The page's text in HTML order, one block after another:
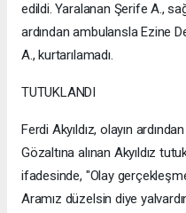
edildi. Yaralanan Şerife A.,
ardından ambulansla Ezine
A., kurtarılamadı.
TUTUKLANDI
Ferdi Akyıldız, olayın
Gözaltına alınan Akyıldız
ifadesinde, "Olay
Aramız düzelsin diye